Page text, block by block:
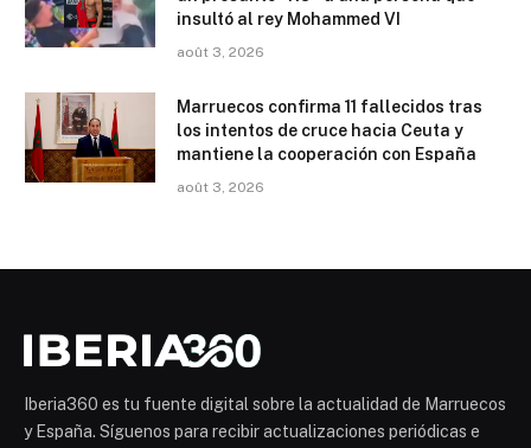
insultó al rey Mohammed VI
août 3, 2026
Marruecos confirma 11 fallecidos tras
los intentos de cruce hacia Ceuta y
mantiene la cooperación con España
août 3, 2026
Iberia360 es tu fuente digital sobre la actualidad de Marruecos
y España. Síguenos para recibir actualizaciones periódicas e